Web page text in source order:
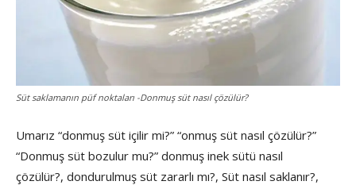
Süt saklamanın püf noktaları -Donmuş süt nasıl çözülür?
Umarız “donmuş süt içilir mi?” “onmuş süt nasıl çözülür?”
“Donmuş süt bozulur mu?” donmuş inek sütü nasıl
çözülür?, dondurulmuş süt zararlı mı?, Süt nasıl saklanır?,